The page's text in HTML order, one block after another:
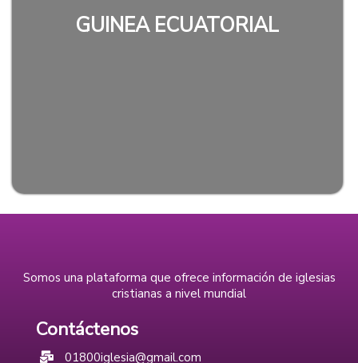
GUINEA ECUATORIAL
Somos una plataforma que ofrece información de iglesias
cristianas a nivel mundial
Contáctenos
01800iglesia@gmail.com